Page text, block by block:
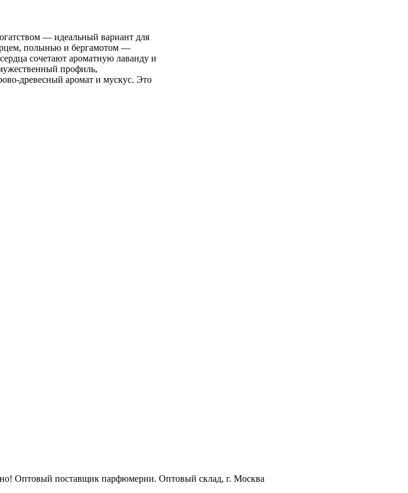
— идеальный вариант для
полынью и бергамотом —
сочетают ароматную лаванду и
профиль,
древесный аромат и мускус. Это
Оптовый поставщик парфюмерии. Оптовый склад, г. Москва